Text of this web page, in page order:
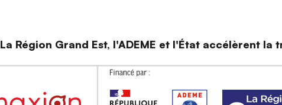
La Région Grand Est, l'ADEME et l'État accélèrent la